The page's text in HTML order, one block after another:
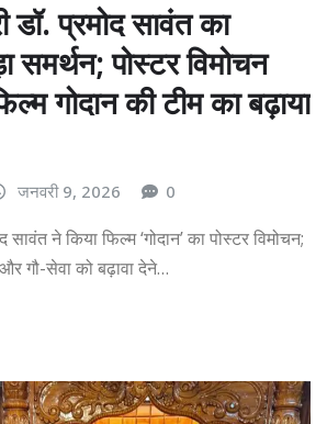
डॉ. प्रमोद सावंत का
समर्थन; पोस्टर विमोचन
गोदान की टीम का बढ़ाया
जनवरी 9, 2026 0
सावंत ने किया फिल्म ‘गोदान’ का पोस्टर विमोचन;
गौ-सेवा को बढ़ावा देने…